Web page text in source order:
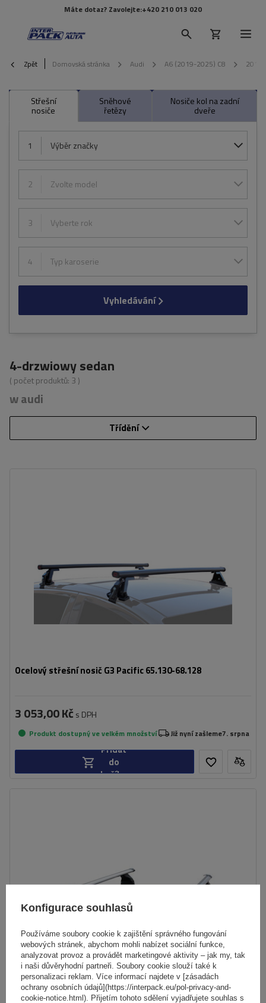
Máte dotaz? Zavolejte:+420 210 013 020
Zpět Domovská stránka Audi A6 (2019-2025) C8 2018
Střešní
nosiče
Sněhové
řetězy
Nosiče kol na zadní
dveře
1 Výběr značky
2 Zvolte model
3 Vyberte rok
4 Typ karoserie
Vyhledávání
4-drzwiowy sedan
( počet produktů: 3 )
w audi
Třídění
Ocelový střešní nosič G3 Pacific 65.130-68.128
3 053,00 Kč s DPH
Produkt dostupný ve velkém množství Již nyní zašleme7. srpna
Přidat
do
košíku
Hliníkový střešní nosič G3 Pacific Aero 64.230-68.128
Konfigurace souhlasů
Používáme soubory cookie k zajištění správného fungování
webových stránek, abychom mohli nabízet sociální funkce,
analyzovat provoz a provádět marketingové aktivity – jak my, tak
i naši důvěryhodní partneři. Soubory cookie slouží také k
personalizaci reklam. Více informací najdete v [zásadách
ochrany osobních údajů](https://interpack.eu/pol-privacy-and-
cookie-notice.html). Přijetím tohoto sdělení vyjadřujete souhlas s